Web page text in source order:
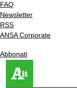
FAQ
Newsletter
RSS
ANSA Corporate
Abbonati